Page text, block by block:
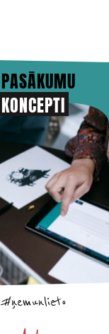
PASĀKUMU
KONCEPTI
#ņemunlieto